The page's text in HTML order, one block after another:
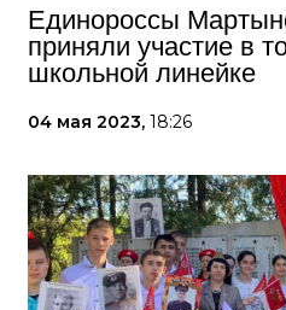
Единороссы
приняли участие в
школьной линейке
04 мая 2023, 18:26